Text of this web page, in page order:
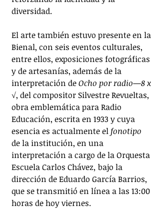
diversidad.
El arte también estuvo presente en la
Bienal, con seis eventos culturales,
entre ellos, exposiciones fotográficas
y de artesanías, además de la
interpretación de Ocho por radio—8 x
√, del compositor Silvestre Revueltas,
obra emblemática para Radio
Educación, escrita en 1933 y cuya
esencia es actualmente el fonotipo
de la institución, en una
interpretación a cargo de la Orquesta
Escuela Carlos Chávez, bajo la
dirección de Eduardo García Barrios,
que se transmitió en línea a las 13:00
horas de hoy viernes.